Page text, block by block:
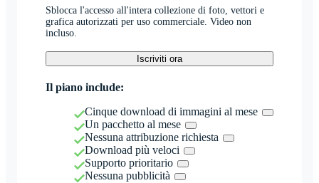
Sblocca l'accesso all'intera collezione di foto, vettori e
grafica autorizzati per uso commerciale. Video non
incluso.
Iscriviti ora
Il piano include:
Cinque download di immagini al mese
Un pacchetto al mese
Nessuna attribuzione richiesta
Download più veloci
Supporto prioritario
Nessuna pubblicità